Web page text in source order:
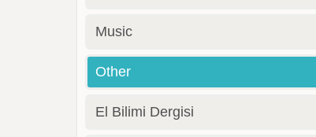
Music
Other
El Bilimi Dergisi